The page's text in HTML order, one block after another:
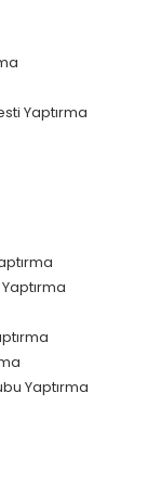
Yaptırma
Yaptırma